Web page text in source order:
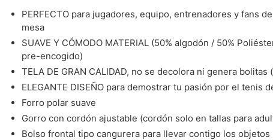
PERFECTO para jugadores, equipo, entrenadores y fans
mesa
SUAVE Y CÓMODO MATERIAL (50% algodón / 50%
pre-encogido)
TELA DE GRAN CALIDAD, no se decolora ni genera bolitas
ELEGANTE DISEÑO para demostrar tu pasión por el tenis
Forro polar suave
Gorro con cordón ajustable (cordón solo en tallas para
Bolso frontal tipo cangurera para llevar contigo los objetos